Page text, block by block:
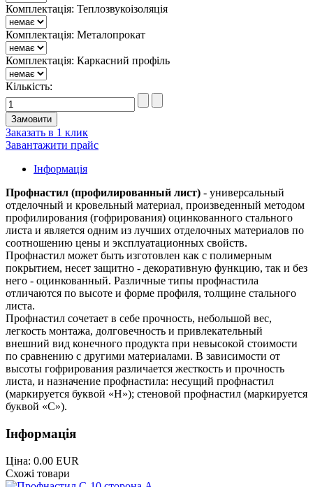
Комплектація: Теплозвукоізоляція
Комплектація: Металопрокат
Комплектація: Каркасний профіль
Кількість:
Заказать в 1 клик
Завантажити прайс
Інформація
Профнастил (профилированный лист) - универсальный
отделочный и кровельный материал, произведенный методом
профилирования (гофрирования) оцинкованного стального
листа и является одним из лучших отделочных материалов по
соотношению цены и эксплуатационных свойств.
Профнастил может быть изготовлен как с полимерным
покрытием, несет защитно - декоративную функцию, так и без
него - оцинкованный. Различные типы профнастила
отличаются по высоте и форме профиля, толщине стального
листа.
Профнастил сочетает в себе прочность, небольшой вес,
легкость монтажа, долговечность и привлекательный
внешний вид конечного продукта при невысокой стоимости
по сравнению с другими материалами. В зависимости от
высоты гофрирования различается жесткость и прочность
листа, и назначение профнастила: несущий профнастил
(маркируется буквой «Н»); стеновой профнастил (маркируется
буквой «С»).
Інформація
Ціна: 0.00 EUR
Схожі товари